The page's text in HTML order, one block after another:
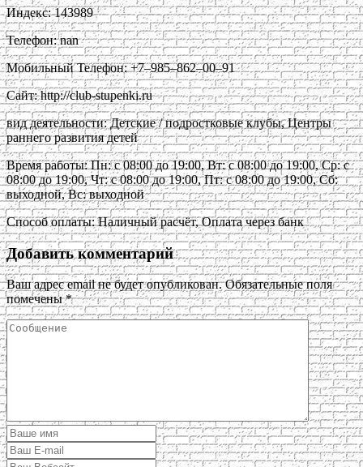
Индекс: 143989
Телефон: nan
Мобильный Телефон: +7‒985‒862‒00‒91
Сайт: http://club-stupenki.ru
вид деятельности: Детские / подростковые клубы, Центры
раннего развития детей
Время работы: Пн: с 08:00 до 19:00, Вт: с 08:00 до 19:00, Ср: с
08:00 до 19:00, Чт: с 08:00 до 19:00, Пт: с 08:00 до 19:00, Сб:
выходной, Вс: выходной
Способ оплаты: Наличный расчёт, Оплата через банк
Добавить комментарий
Ваш адрес email не будет опубликован. Обязательные поля
помечены*